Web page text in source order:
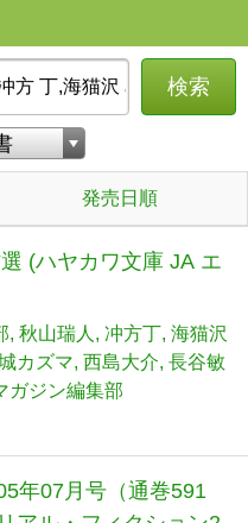
検索
発売日順
(ハヤカワ文庫 JA エ
秋山瑞人 冲方丁 海猫沢
カズマ 西島大介 長谷敏
ガジン編集部
年07月号（通巻591